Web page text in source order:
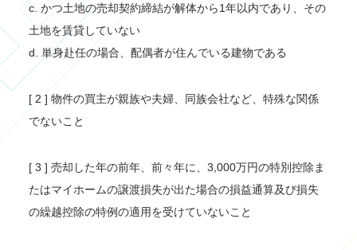
c. かつ土地の売却契約締結が解体から1年以内であり、その
土地を賃貸していない
d. 単身赴任の場合、配偶者が住んでいる建物である
[ 2 ] 物件の買主が親族や夫婦、同族会社など、特殊な関係
でないこと
[ 3 ] 売却した年の前年、前々年に、3,000万円の特別控除ま
たはマイホームの譲渡損失が出た場合の損益通算及び損失
の繰越控除の特例の適用を受けていないこと